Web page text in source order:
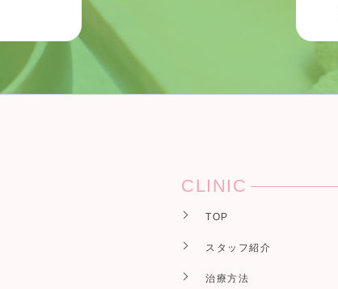
CLINIC
TOP
スタッフ紹介
治療方法